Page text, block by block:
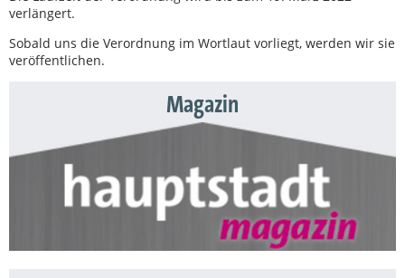
verlängert.
Sobald uns die Verordnung im Wortlaut vorliegt, werden wir sie
veröffentlichen.
Magazin